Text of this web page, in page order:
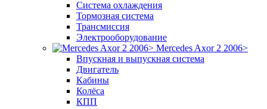
Система охлаждения
Тормозная система
Трансмиссия
Электрооборудование
Mercedes Axor 2 2006>
Впускная и выпускная система
Двигатель
Кабины
Колёса
КПП